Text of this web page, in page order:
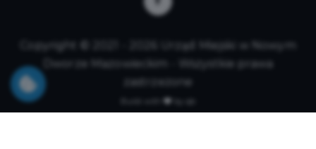
Copyright © 2021 - 2026 Urząd Miejski w Nowym
Dworze Mazowieckim - Wszystkie prawa
zastrzeżone